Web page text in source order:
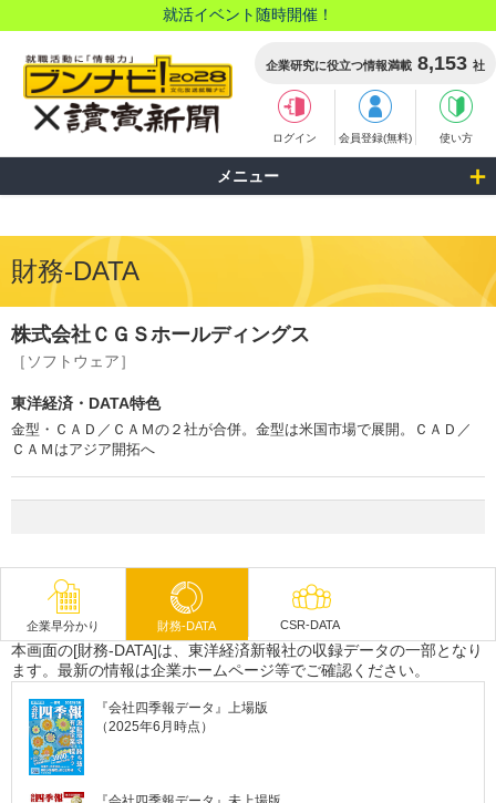
就活イベント随時開催！
企業研究に役立つ情報満載 8,153 社
ログイン 会員登録(無料) 使い方
メニュー
財務-DATA
株式会社ＣＧＳホールディングス
［ソフトウェア］
東洋経済・DATA特色
金型・ＣＡＤ／ＣＡＭの２社が合併。金型は米国市場で展開。ＣＡＤ／
ＣＡＭはアジア開拓へ
企業早分かり 財務-DATA CSR-DATA
本画面の[財務-DATA]は、東洋経済新報社の収録データの一部となり
ます。最新の情報は企業ホームページ等でご確認ください。
『会社四季報データ』上場版
（2025年6月時点）